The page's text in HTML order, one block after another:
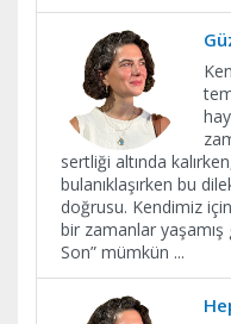
sertliği altında
bulanıklaşırken bu
doğrusu. Kendimiz
bir zamanlar yaşamış
Son” mümkün ...